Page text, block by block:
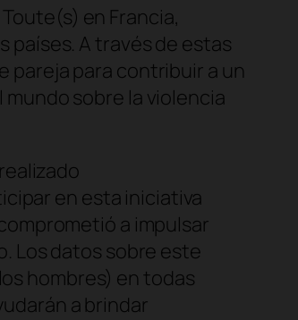
Toute(s) en Francia,
países. A través de estas
pareja para contribuir a un
mundo sobre la violencia
en esta iniciativa
a impulsar
Los datos sobre este
hombres) en todas
a brindar